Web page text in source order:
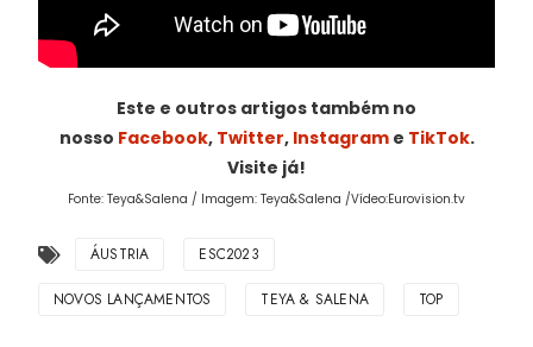
Este e outros artigos também no
nosso Facebook, Twitter, Instagrame TikTok.
Visite já!
Fonte: Teya&Salena / Imagem: Teya&Salena /Vídeo:Eurovision.tv
ÁUSTRIA ESC2023
NOVOS LANÇAMENTOS TEYA & SALENA TOP